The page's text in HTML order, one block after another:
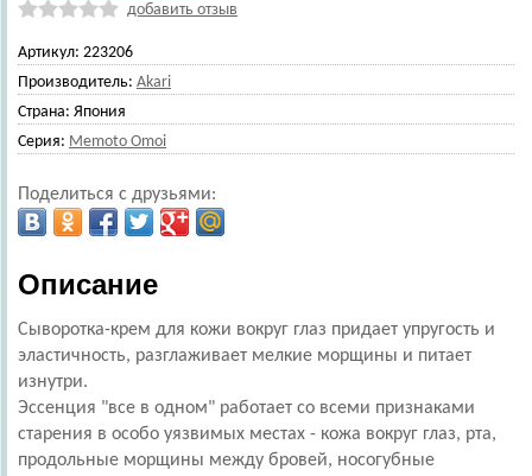
добавить отзыв
Артикул: 223206
Производитель: Akari
Страна: Япония
Серия: Memoto Omoi
Поделиться с друзьями:
Описание
Сыворотка-крем для кожи вокруг глаз придает упругость и
эластичность, разглаживает мелкие морщины и питает
изнутри.
Эссенция "все в одном" работает со всеми признаками
старения в особо уязвимых местах - кожа вокруг глаз, рта,
продольные морщины между бровей, носогубные